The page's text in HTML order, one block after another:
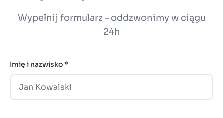
Wypełnij formularz - oddzwonimy w ciągu
24h
Imię i nazwisko *